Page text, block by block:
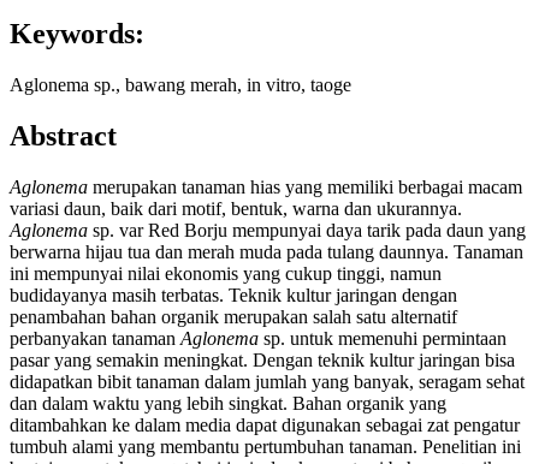
Keywords:
Aglonema sp., bawang merah, in vitro, taoge
Abstract
Aglonema merupakan tanaman hias yang memiliki berbagai macam
variasi daun, baik dari motif, bentuk, warna dan ukurannya.
Aglonema sp. var Red Borju mempunyai daya tarik pada daun yang
berwarna hijau tua dan merah muda pada tulang daunnya. Tanaman
ini mempunyai nilai ekonomis yang cukup tinggi, namun
budidayanya masih terbatas. Teknik kultur jaringan dengan
penambahan bahan organik merupakan salah satu alternatif
perbanyakan tanaman Aglonema sp. untuk memenuhi permintaan
pasar yang semakin meningkat. Dengan teknik kultur jaringan bisa
didapatkan bibit tanaman dalam jumlah yang banyak, seragam sehat
dan dalam waktu yang lebih singkat. Bahan organik yang
ditambahkan ke dalam media dapat digunakan sebagai zat pengatur
tumbuh alami yang membantu pertumbuhan tanaman. Penelitian ini